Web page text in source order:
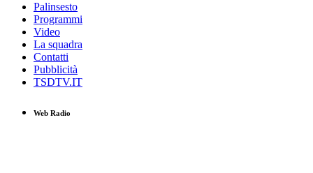
Palinsesto
Programmi
Video
La squadra
Contatti
Pubblicità
TSDTV.IT
Web Radio